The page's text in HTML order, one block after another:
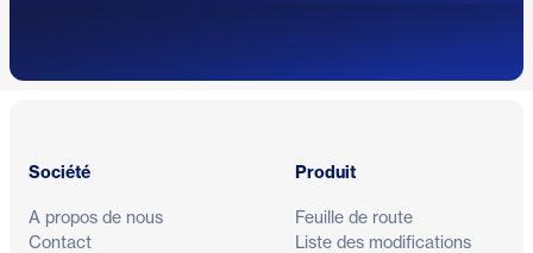
Société
A propos de nous
Contact
Produit
Feuille de route
Liste des modifications